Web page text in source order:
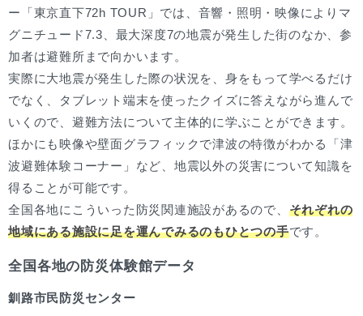
ー「東京直下72h TOUR」では、音響・照明・映像によりマ
グニチュード7.3、最大深度7の地震が発生した街のなか、参
加者は避難所まで向かいます。
実際に大地震が発生した際の状況を、身をもって学べるだけ
でなく、タブレット端末を使ったクイズに答えながら進んで
いくので、避難方法について主体的に学ぶことができます。
ほかにも映像や壁面グラフィックで津波の特徴がわかる「津
波避難体験コーナー」など、地震以外の災害について知識を
得ることが可能です。
全国各地にこういった防災関連施設があるので、 それぞれの
地域にある施設に足を運んでみるのもひとつの手です。
全国各地の防災体験館データ
釧路市民防災センター